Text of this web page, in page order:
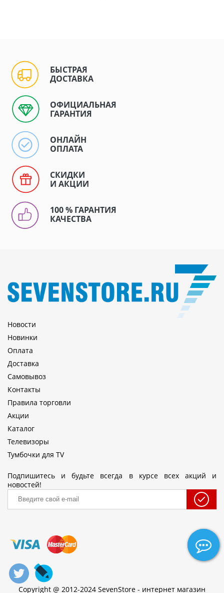
БЫСТРАЯ
ДОСТАВКА
ОФИЦИАЛЬНАЯ
ГАРАНТИЯ
ОНЛАЙН
ОПЛАТА
СКИДКИ
И АКЦИИ
100 % ГАРАНТИЯ
КАЧЕСТВА
Новости
Новинки
Оплата
Доставка
Самовывоз
Контакты
Правила торговли
Акции
Каталог
Телевизоры
Тумбочки для TV
Подпишитесь и будьте всегда в курсе всех акций и
новостей!
Copyright @ 2012-2024 SevenStore - интернет магазин